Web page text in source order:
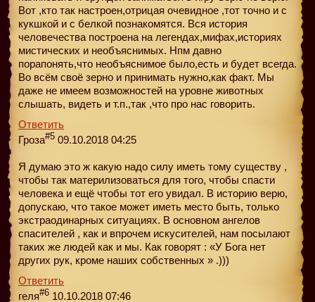
Вот ,кто так настроен,отрицая очевидное ,тот точно и с
кукшкой и с белкой познакомятся. Вся история
человечества построена на легендах,мифах,историях
мистических и необъяснимых. Нпм давно
порапонять,что необъяснимое было,есть и будет всегда.
Во всём своё зерно и принимать нужно,как факт. Мы
даже не имеем возможностей на уровне животных
слышать, видеть и т.п.,так ,что про нас говорить.
Ответить
Гроза#5 09.10.2018 04:25
Я думаю это ж какую надо силу иметь тому существу ,
чтобы так материлизоваться для того, чтобы спасти
человека и ещё чтобы тот его увидал. В историю верю,
допускаю, что такое может иметь место быть, только
экстраодинарных ситуациях. В основном ангелов
спасителей , как и впрочем искусителей, нам посылают
таких же людей как и мы. Как говорят : «У Бога нет
других рук, кроме наших собственных » .)))
Ответить
геля#6 10.10.2018 07:46